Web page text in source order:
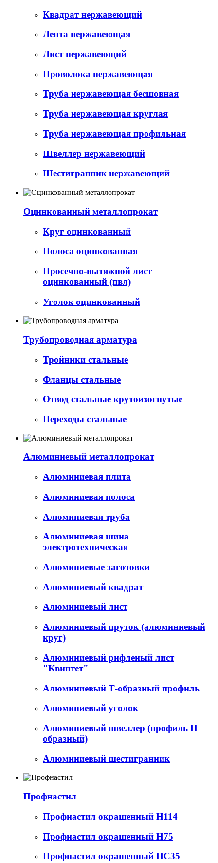
Квадрат нержавеющий
Лента нержавеющая
Лист нержавеющий
Проволока нержавеющая
Труба нержавеющая бесшовная
Труба нержавеющая круглая
Труба нержавеющая профильная
Швеллер нержавеющий
Шестигранник нержавеющий
Оцинкованный металлопрокат
Круг оцинкованный
Полоса оцинкованная
Просечно-вытяжной лист
оцинкованный (пвл)
Уголок оцинкованный
Трубопроводная арматура
Тройники стальные
Фланцы стальные
Отвод стальные крутоизогнутые
Переходы стальные
Алюминиевый металлопрокат
Алюминиевая плита
Алюминиевая полоса
Алюминиевая труба
Алюминиевая шина
электротехническая
Алюминиевые заготовки
Алюминиевый квадрат
Алюминиевый лист
Алюминиевый пруток (алюминиевый
круг)
Алюминиевый рифленый лист
"Квинтет"
Алюминиевый Т-образный профиль
Алюминиевый уголок
Алюминиевый швеллер (профиль П
образный)
Алюминиевый шестигранник
Профнастил
Профнастил окрашенный Н114
Профнастил окрашенный Н75
Профнастил окрашенный НС35